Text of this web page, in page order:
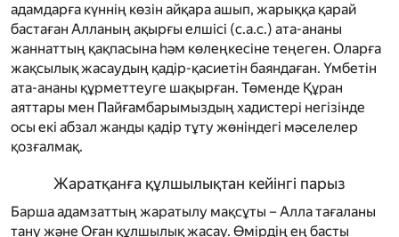
адамдарға күннің көзін айқара ашып, жарыққа қарай
бастаған Алланың ақырғы елшісі (с.а.с.) ата-ананы
жаннаттың қақпасына һәм көлеңкесіне теңеген. Оларға
жақсылық жасаудың қадір-қасиетін баяндаған. Үмбетін
ата-ананы құрметтеуге шақырған. Төменде Құран
аяттары мен Пайғамбарымыздың хадистері негізінде
осы екі абзал жанды қадір тұту жөніндегі мәселелер
қозғалмақ.
Жаратқанға құлшылықтан кейінгі парыз
Барша адамзаттың жаратылу мақсұты – Алла тағаланы
тану және Оған құлшылық жасау. Өмірдің ең басты